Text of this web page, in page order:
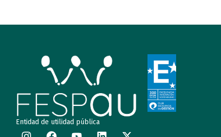
Entidad de utilidad pública